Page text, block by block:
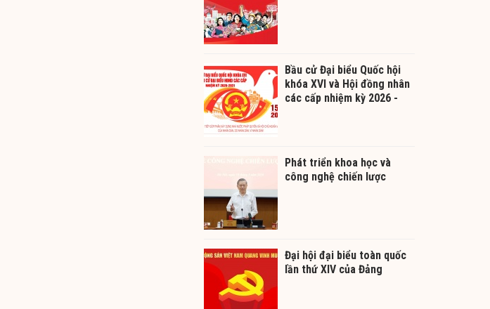
Bầu cử Đại biểu Quốc hội
khóa XVI và Hội đồng nhân
các cấp nhiệm kỳ 2026 -
Phát triển khoa học và
công nghệ chiến lược
Đại hội đại biểu toàn quốc
lần thứ XIV của Đảng